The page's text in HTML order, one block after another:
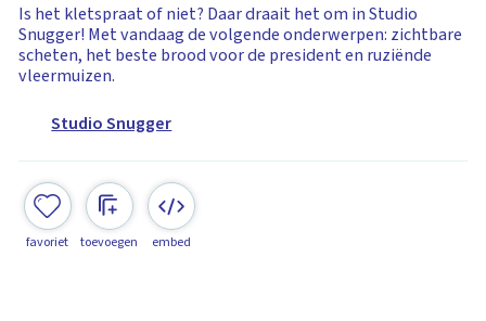
Is het kletspraat of niet? Daar draait het om in Studio
Snugger! Met vandaag de volgende onderwerpen: zichtbare
scheten, het beste brood voor de president en ruziënde
vleermuizen.
Studio Snugger
favoriet toevoegen embed